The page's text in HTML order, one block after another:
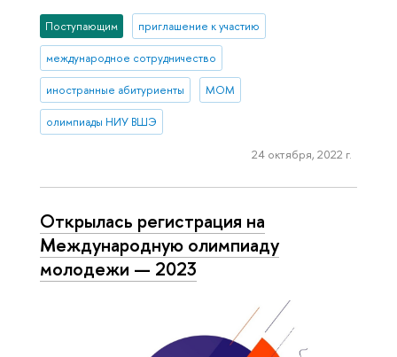
Поступающим приглашение к участию
международное сотрудничество
иностранные абитуриенты МОМ
олимпиады НИУ ВШЭ
24 октября, 2022 г.
Открылась регистрация на
Международную олимпиаду
молодежи — 2023